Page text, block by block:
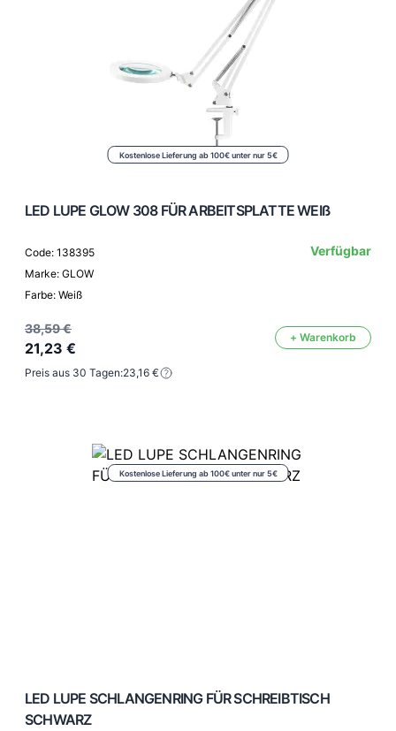
Kostenlose Lieferung ab 100€ unter nur 5€
LED LUPE GLOW 308 FÜR ARBEITSPLATTE WEIß
Code: 138395
Marke: GLOW
Farbe: Weiß
Verfügbar
38,59 €
21,23 €
+ Warenkorb
Preis aus 30 Tagen:23,16 €
Kostenlose Lieferung ab 100€ unter nur 5€
LED LUPE SCHLANGENRING FÜR SCHREIBTISCH
SCHWARZ